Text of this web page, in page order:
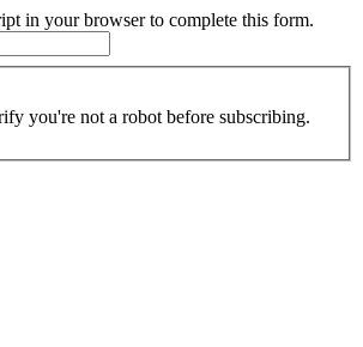
in your browser to complete this form.
you're not a robot before subscribing.